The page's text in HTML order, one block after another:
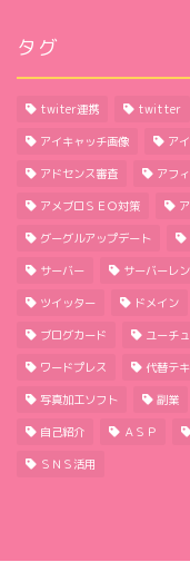
タグ
twiter連携 twitter
アイキャッチ画像 ア
アドセンス審査 アフ
アメブロＳＥＯ対策
グーグルアップデート
サーバー サーバーレ
ツイッター ドメイン
ブログカード ユーチ
ワードプレス 代替テ
写真加工ソフト 副業
自己紹介 ＡＳＰ
ＳＮＳ活用